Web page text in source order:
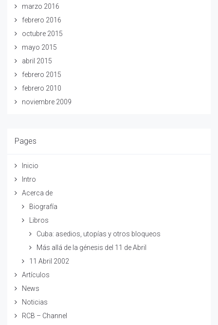
marzo 2016
febrero 2016
octubre 2015
mayo 2015
abril 2015
febrero 2015
febrero 2010
noviembre 2009
Pages
Inicio
Intro
Acerca de
Biografía
Libros
Cuba: asedios, utopías y otros bloqueos
Más allá de la génesis del 11 de Abril
11 Abril 2002
Artículos
News
Noticias
RCB – Channel